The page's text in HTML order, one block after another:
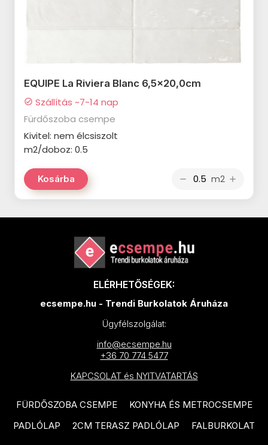
MARAZZI Pottery Champagne
MARAZZI Mellow termékcsalád
MARAZZI Stream termékcsalád
MARAZZI Pottery termékcsalád
MARAZZI Racconti termékcsalád
ALAPLANA Johnstone
termékcsalád
ALAPLANA Irvine termékcsalád
APARICI Attila termékcsalád
APARICI Corten termékcsalád
CRISTACER Maeva termékcsalád
CRISTACER Carlota termékcsalád
NOVABELL Fusion termékcsalád
VALORE Venis termékcsalád
VALORE Corina Cream
termékcsalád
EQUIPE La Riviera Blanc 6,5x20,0cm
check_circle Szállítás ~7-14 nap
Fürdőszoba csempe
Kivitel: nem élcsiszolt
m2/doboz: 0.5
Kosárba remove m2 add
ELÉRHETŐSÉGEK:
ecsempe.hu - Trendi Burkolatok Áruháza
Ügyfélszolgálat:
info@ecsempe.hu
+36 70 774 5477
KAPCSOLAT és NYITVATARTÁS
FÜRDŐSZOBA CSEMPE
KONYHA ÉS METROCSEMPE
PADLÓLAP
2CM TERASZ PADLÓLAP FALBURKOLAT